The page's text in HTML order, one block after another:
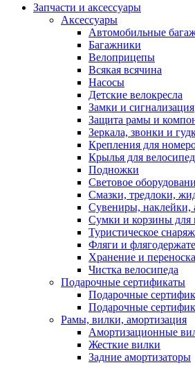
Запчасти и аксессуары
Аксессуары
Автомобильные
Багажники
Велоприцепы
Всякая всячина
Насосы
Детские велокресла
Замки и сигнализация
Защита рамы и
Зеркала, звонки и
Крепления для
Крылья для
Подножки
Световое
Смазки, тредлоки,
Сувениры, наклейки,
Сумки и корзины для
Туристическое
Фляги и
Хранение и переноска
Чистка велосипеда
Подарочные сертификаты
Подарочные
Подарочные
Рамы, вилки, амортизация
Амортизационные
Жесткие вилки
Задние амортизаторы